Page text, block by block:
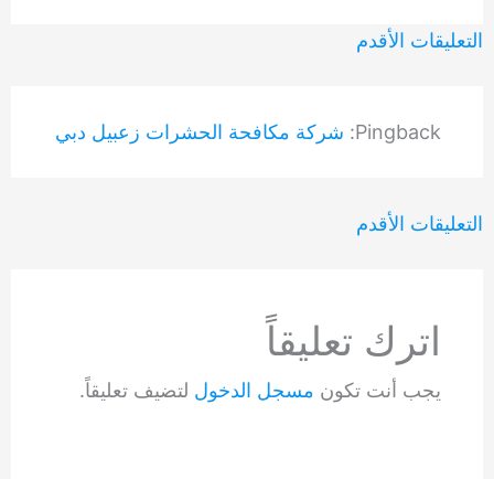
التعليقات
التعليقات الأقدم
Pingback: شركة مكافحة الحشرات زعبيل دبي
التعليقات
التعليقات الأقدم
اترك تعليقاً
يجب أنت تكون مسجل الدخول لتضيف تعليقاً.